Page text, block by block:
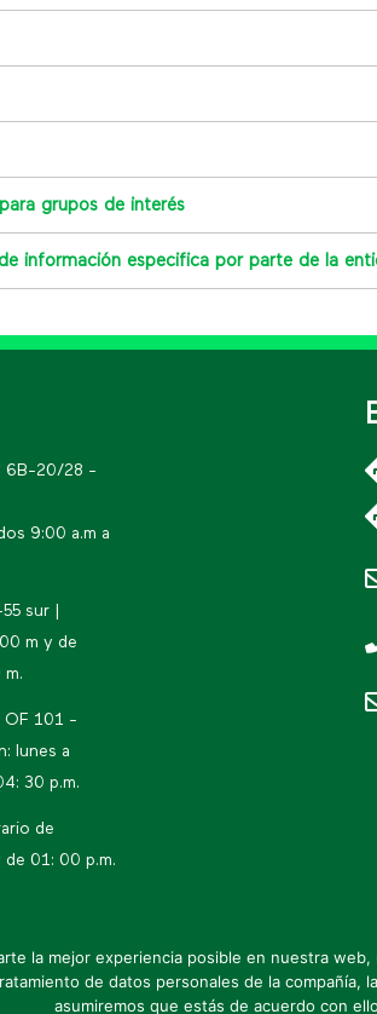
grupos de interés
información especifica por parte de la
6B-20/28 -
9:00 a.m a
sur |
m y de
m.
OF 101 -
lunes a
30 p.m.
de
de 01: 00 p.m.
* Política de datos personales
la mejor experiencia posible en nuestra web,
de datos personales de la compañía,
asumiremos que estás de acuerdo con